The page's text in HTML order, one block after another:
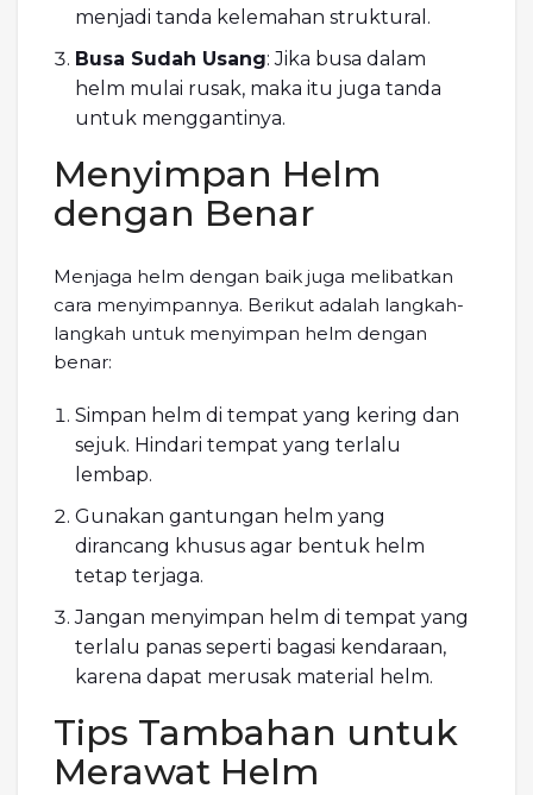
menjadi tanda kelemahan struktural.
Busa Sudah Usang: Jika busa dalam
helm mulai rusak, maka itu juga tanda
untuk menggantinya.
Menyimpan Helm
dengan Benar
Menjaga helm dengan baik juga melibatkan
cara menyimpannya. Berikut adalah langkah-
langkah untuk menyimpan helm dengan
benar:
Simpan helm di tempat yang kering dan
sejuk. Hindari tempat yang terlalu
lembap.
Gunakan gantungan helm yang
dirancang khusus agar bentuk helm
tetap terjaga.
Jangan menyimpan helm di tempat yang
terlalu panas seperti bagasi kendaraan,
karena dapat merusak material helm.
Tips Tambahan untuk
Merawat Helm